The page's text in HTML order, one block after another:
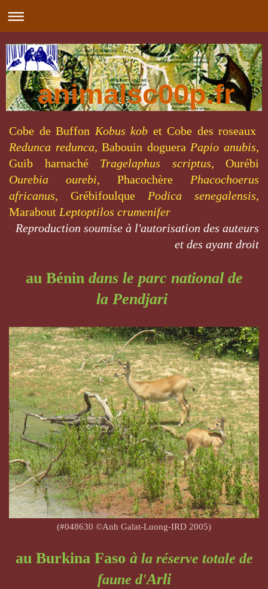
animalsc00p.fr
Cobe de Buffon Kobus kob et Cobe des roseaux
Redunca redunca, Babouin doguera Papio anubis,
Guib harnaché Tragelaphus scriptus, Ourébi
Ourebia ourebi, Phacochère Phacochoerus
africanus, Grébifoulque Podica senegalensis,
Marabout Leptoptilos crumenifer
Reproduction soumise à l'autorisation des auteurs
et des ayant droit
au Bénin dans le parc national de
la Pendjari
(#048630 ©Anh Galat-Luong-IRD 2005)
au Burkina Faso àla réserve totale de
faune d'Arli